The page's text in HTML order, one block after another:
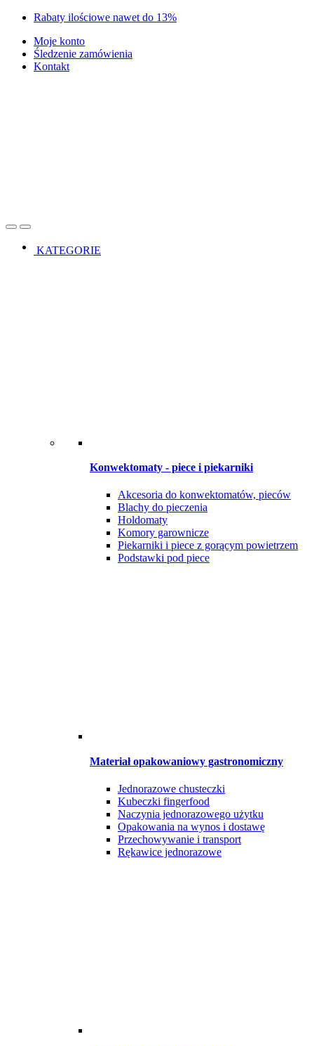
Skip
navigation
Skip
content
Rabaty ilościowe nawet do 13%
Moje konto
Śledzenie zamówienia
Kontakt
OpenClose
KATEGORIE
Konwektomaty - piece i piekarniki
Akcesoria do konwektomatów, pieców
Blachy do pieczenia
Holdomaty
Komory garownicze
Piekarniki i piece z gorącym powietrzem
Podstawki pod piece
Materiał opakowaniowy gastronomiczny
Jednorazowe chusteczki
Kubeczki fingerfood
Naczynia jednorazowego użytku
Opakowania na wynos i dostawę
Przechowywanie i transport
Rękawice jednorazowe